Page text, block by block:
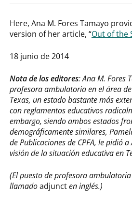
Here, Ana M. Fores Tamayo
version of her article, “Out of the
18 junio de 2014
Nota de los editores: Ana M. Fores
profesora ambulatoria en el área
Texas, un estado bastante más
con reglamentos educativos
embargo, siendo ambos estados
demográficamente similares,
de Publicaciones de CPFA, le pidió
visión de la situación educativa en
(El puesto de profesora
llamadoadjuncten inglés.)